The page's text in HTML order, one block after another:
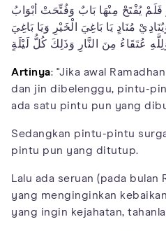
فَلَمْ يُفْتَحْ مِنْهَا بَابٌ وَفُتِّحَتْ أبْوَابُ
مُنَادٍ يَا بَاغِيَ الْخَيْرِ وَيَا بَاغِيَ
عُتَقَاءُ مِنَ النَّارِ وَذَلِكَ كُلُّ لَيْلَةٍ
Artinya: "Jika awal
dan jin dibelenggu, pintu-
ada satu pintu pun yang
Sedangkan pintu-pintu
pintu pun yang ditutup.
Lalu ada seruan (pada bulan
yang menginginkan
yang ingin kejahatan,